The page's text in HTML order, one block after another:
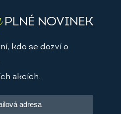
PLNÉ NOVINEK
kdo se dozví o
akcích.